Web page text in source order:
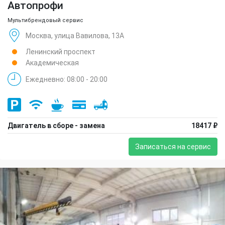
Автопрофи
Мультибрендовый сервис
Москва, улица Вавилова, 13А
Ленинский проспект
Академическая
Ежедневно: 08:00 - 20:00
Двигатель в сборе - замена 18417 ₽
Записаться на сервис